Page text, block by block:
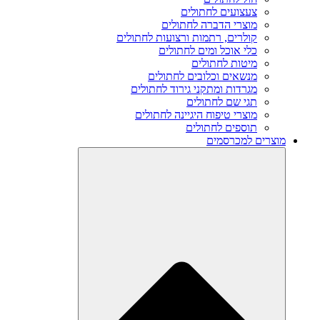
צעצועים לחתולים
מוצרי הדברה לחתולים
קולרים, רתמות ורצועות לחתולים
כלי אוכל ומים לחתולים
מיטות לחתולים
מנשאים וכלובים לחתולים
מגרדות ומתקני גירוד לחתולים
תגי שם לחתולים
מוצרי טיפוח היגיינה לחתולים
תוספים לחתולים
מוצרים למכרסמים